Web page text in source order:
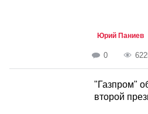
Юрий Паниев
0
"Газпром"
второй